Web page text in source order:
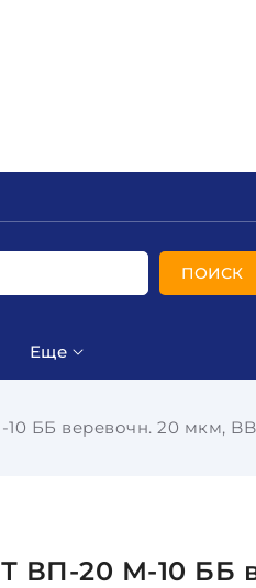
ПОИСК
Еще
ББ веревочн. 20 мкм,
20 М-10 ББ